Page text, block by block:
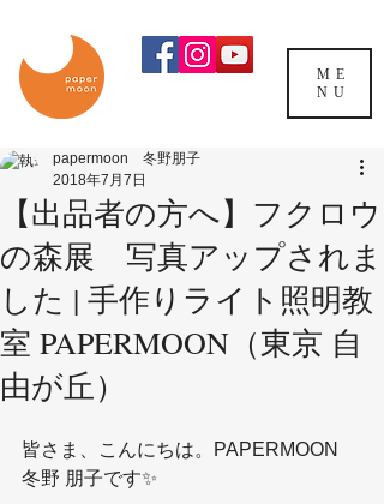
ME
NU
【出品者の方へ】フクロウ
の森展 写真アップされま
した | 手作りライト照明教
室 PAPERMOON（東京 自
由が丘）
papermoon 冬野朋子
2018年7月7日
皆さま、こんにちは。PAPERMOON
冬野 朋子です✨